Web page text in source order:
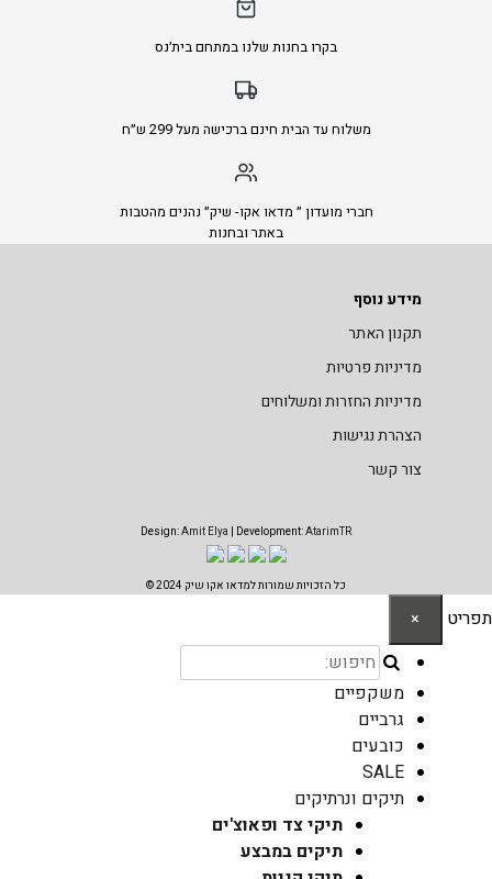
בקרו בחנות שלנו במתחם בית׳נס
משלוח עד הבית חינם ברכישה מעל 299 ש״ח
חברי מועדון ״ מדאו אקו- שיק״ נהנים מהטבות
באתר ובחנות
מידע נוסף
תקנון האתר
מדיניות פרטיות
מדיניות החזרות ומשלוחים
הצהרת נגישות
צור קשר
Design:Amit Elya | Development:AtarimTR
כל הזכויות שמורות למדאו אקו שיק 2024 ©
תפריט ×
משקפיים
גרביים
כובעים
SALE
תיקים ונרתיקים
תיקי צד ופאוצ'ים
תיקים במבצע